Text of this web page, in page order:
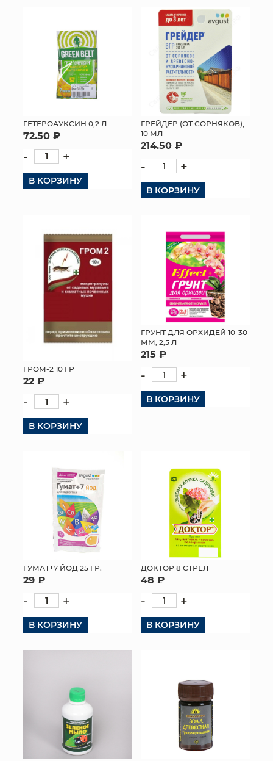
ГЕТЕРОАУКСИН 0,2 Л
72.50 ₽
- +
В КОРЗИНУ
ГРЕЙДЕР (ОТ СОРНЯКОВ),
10 МЛ
214.50 ₽
- +
В КОРЗИНУ
ГРОМ-2 10 ГР
22 ₽
- +
В КОРЗИНУ
ГРУНТ ДЛЯ ОРХИДЕЙ 10-30
ММ, 2,5 Л
215 ₽
- +
В КОРЗИНУ
ГУМАТ+7 ЙОД 25 ГР.
29 ₽
- +
В КОРЗИНУ
ДОКТОР 8 СТРЕЛ
48 ₽
- +
В КОРЗИНУ